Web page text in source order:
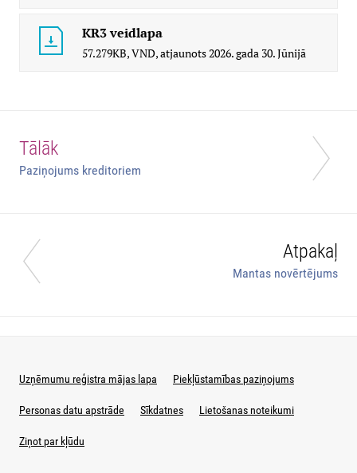
KR3 veidlapa
57.279KB,VND,atjaunots2026. gada 30. Jūnijā
Tālāk
Paziņojums kreditoriem
Atpakaļ
Mantas novērtējums
Uzņēmumu reģistra mājas lapa Piekļūstamības paziņojums
Personas datu apstrāde Sīkdatnes Lietošanas noteikumi
Ziņot par kļūdu